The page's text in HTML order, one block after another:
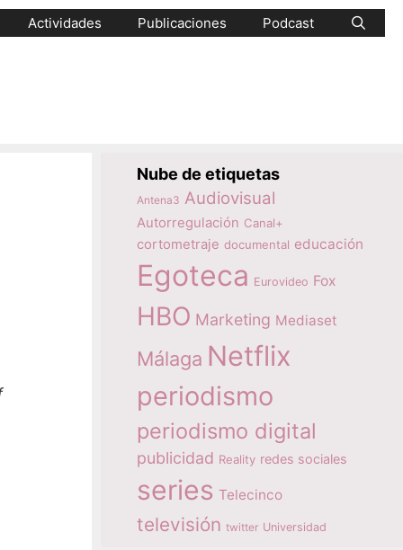
Actividades Publicaciones Podcast
Nube de etiquetas
Antena3 Audiovisual
Autorregulación Canal+
cortometraje documental educación
Egoteca Eurovideo Fox
HBO Marketing Mediaset
Málaga Netflix
periodismo
periodismo digital
publicidad Reality redes sociales
series Telecinco
televisión twitter Universidad